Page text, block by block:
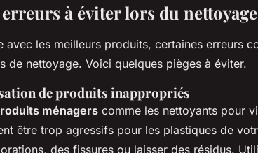
erreurs à éviter lors du
avec les meilleurs produits, certaines erreurs
de nettoyage. Voici quelques pièges à éviter.
de produits inappropriés
ménagers comme les nettoyants pour
être trop agressifs pour les plastiques de
des fissures ou laisser des résidus.